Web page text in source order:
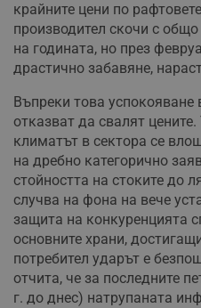
крайните цени по
производител скочи с
на годината, но през
драстично забавяне,
Въпреки това успокояване
отказват да свалят
климатът в сектора се
на дребно категорично
стойността на стоките до
случва на фона на вече
защита на конкуренцията
основните храни,
потребител ударът е
отчита, че за последните
г. до днес) натрупаната